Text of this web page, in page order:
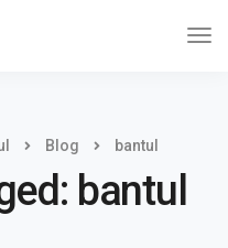
Blog bantul
bantul